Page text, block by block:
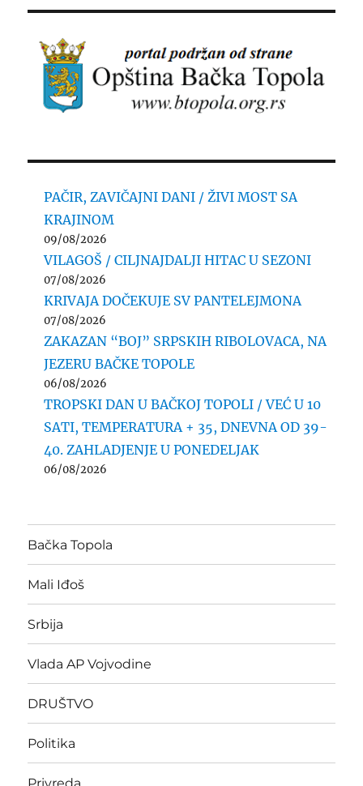
PAČIR, ZAVIČAJNI DANI / ŽIVI MOST SA
KRAJINOM
09/08/2026
VILAGOŠ / CILJNAJDALJI HITAC U SEZONI
07/08/2026
KRIVAJA DOČEKUJE SV PANTELEJMONA
07/08/2026
ZAKAZAN “BOJ” SRPSKIH RIBOLOVACA, NA
JEZERU BAČKE TOPOLE
06/08/2026
TROPSKI DAN U BAČKOJ TOPOLI / VEĆ U 10
SATI, TEMPERATURA + 35, DNEVNA OD 39-
40. ZAHLADJENJE U PONEDELJAK
06/08/2026
Bačka Topola
Mali Iđoš
Srbija
Vlada AP Vojvodine
DRUŠTVO
Politika
Privreda